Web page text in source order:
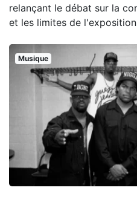
relançant le débat sur la
et les limites de
Musique